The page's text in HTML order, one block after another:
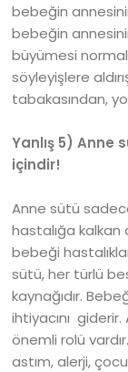
bebeğin
bebeğin
büyümesi
söyleyişlere
tabakasından,
Yanlış 5)
içindir!
Anne sütü
hastalığa
bebeği
sütü, her türlü
kaynağıdır.
ihtiyacını
önemli rolü
astım, alerji,